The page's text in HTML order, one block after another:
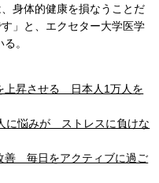
身体的健康を損なうことだ
」と、エクセター大学医学
。
上昇させる 日本人1万人を
に悩みが ストレスに負けな
善 毎日をアクティブに過ご